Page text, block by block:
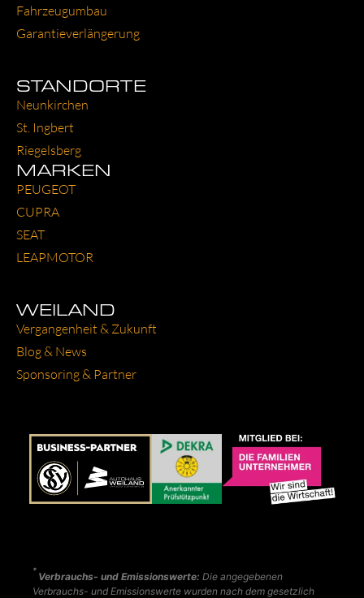
Fahr­zeug­um­bau
Garantie­verlängerung
STANDORTE
Neun­kir­chen
St. Ing­bert
Rie­gels­berg
MARKEN
PEU­GEOT
CUP­RA
SEAT
LEAP­MO­TOR
WEILAND
Ver­gan­gen­heit & Zukunft
Blog & News
Spon­so­ring & Part­ner
*
Verbrauchs- und Emissionswerte: Die angegebenen
Verbrauchs- und Emissionswerte wurden nach dem gesetzlich